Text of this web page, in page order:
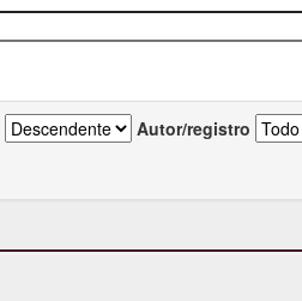
Autor/registro